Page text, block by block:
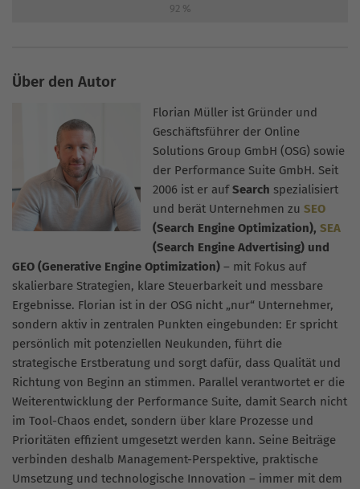
92 %
Über den Autor
Florian Müller ist Gründer und
Geschäftsführer der Online
Solutions Group GmbH (OSG) sowie
der Performance Suite GmbH. Seit
2006 ist er aufSearch spezialisiert
und berät Unternehmen zu SEO
(Search Engine Optimization), SEA
(Search Engine Advertising) und
GEO (Generative Engine Optimization) – mit Fokus auf
skalierbare Strategien, klare Steuerbarkeit und messbare
Ergebnisse. Florian ist in der OSG nicht „nur“ Unternehmer,
sondern aktiv in zentralen Punkten eingebunden: Er spricht
persönlich mit potenziellen Neukunden, führt die
strategische Erstberatung und sorgt dafür, dass Qualität und
Richtung von Beginn an stimmen. Parallel verantwortet er die
Weiterentwicklung der Performance Suite, damit Search nicht
im Tool-Chaos endet, sondern über klare Prozesse und
Prioritäten effizient umgesetzt werden kann. Seine Beiträge
verbinden deshalb Management-Perspektive, praktische
Umsetzung und technologische Innovation – immer mit dem